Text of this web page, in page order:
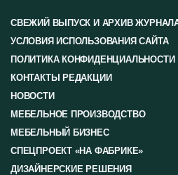
СВЕЖИЙ ВЫПУСК И АРХИВ
УСЛОВИЯ ИСПОЛЬЗОВАНИЯ САЙТА
ПОЛИТИКА КОНФИДЕНЦИАЛЬНОСТИ
КОНТАКТЫ РЕДАКЦИИ
НОВОСТИ
МЕБЕЛЬНОЕ ПРОИЗВОДСТВО
МЕБЕЛЬНЫЙ БИЗНЕС
СПЕЦПРОЕКТ «НА ФАБРИКЕ»
ДИЗАЙНЕРСКИЕ РЕШЕНИЯ